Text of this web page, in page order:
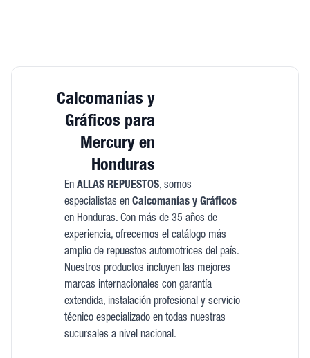
Calcomanías y
Gráficos para
Mercury en
Honduras
En ALLAS REPUESTOS, somos
especialistas en Calcomanías y Gráficos
en Honduras. Con más de 35 años de
experiencia, ofrecemos el catálogo más
amplio de repuestos automotrices del país.
Nuestros productos incluyen las mejores
marcas internacionales con garantía
extendida, instalación profesional y servicio
técnico especializado en todas nuestras
sucursales a nivel nacional.